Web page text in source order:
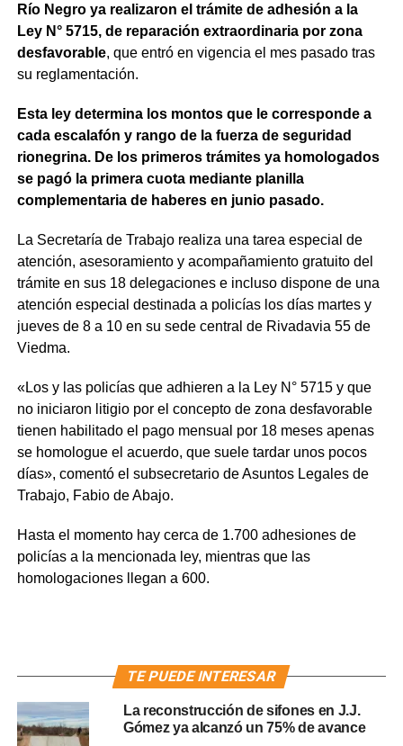
Río Negro ya realizaron el trámite de adhesión a la
Ley N° 5715, de reparación extraordinaria por zona
desfavorable, que entró en vigencia el mes pasado tras
su reglamentación.
Esta ley determina los montos que le corresponde a
cada escalafón y rango de la fuerza de seguridad
rionegrina. De los primeros trámites ya homologados
se pagó la primera cuota mediante planilla
complementaria de haberes en junio pasado.
La Secretaría de Trabajo realiza una tarea especial de
atención, asesoramiento y acompañamiento gratuito del
trámite en sus 18 delegaciones e incluso dispone de una
atención especial destinada a policías los días martes y
jueves de 8 a 10 en su sede central de Rivadavia 55 de
Viedma.
«Los y las policías que adhieren a la Ley N° 5715 y que
no iniciaron litigio por el concepto de zona desfavorable
tienen habilitado el pago mensual por 18 meses apenas
se homologue el acuerdo, que suele tardar unos pocos
días», comentó el subsecretario de Asuntos Legales de
Trabajo, Fabio de Abajo.
Hasta el momento hay cerca de 1.700 adhesiones de
policías a la mencionada ley, mientras que las
homologaciones llegan a 600.
TE PUEDE INTERESAR
La reconstrucción de sifones en J.J.
Gómez ya alcanzó un 75% de avance